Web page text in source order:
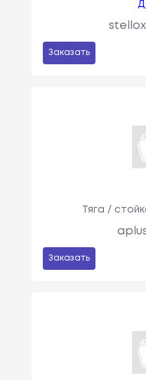
stellox
Заказать
Тяга /
Заказать